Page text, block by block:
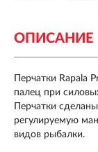
ОПИСАНИЕ
Перчатки Rapala
палец при
Перчатки
регулируемую
видов рыбалки.